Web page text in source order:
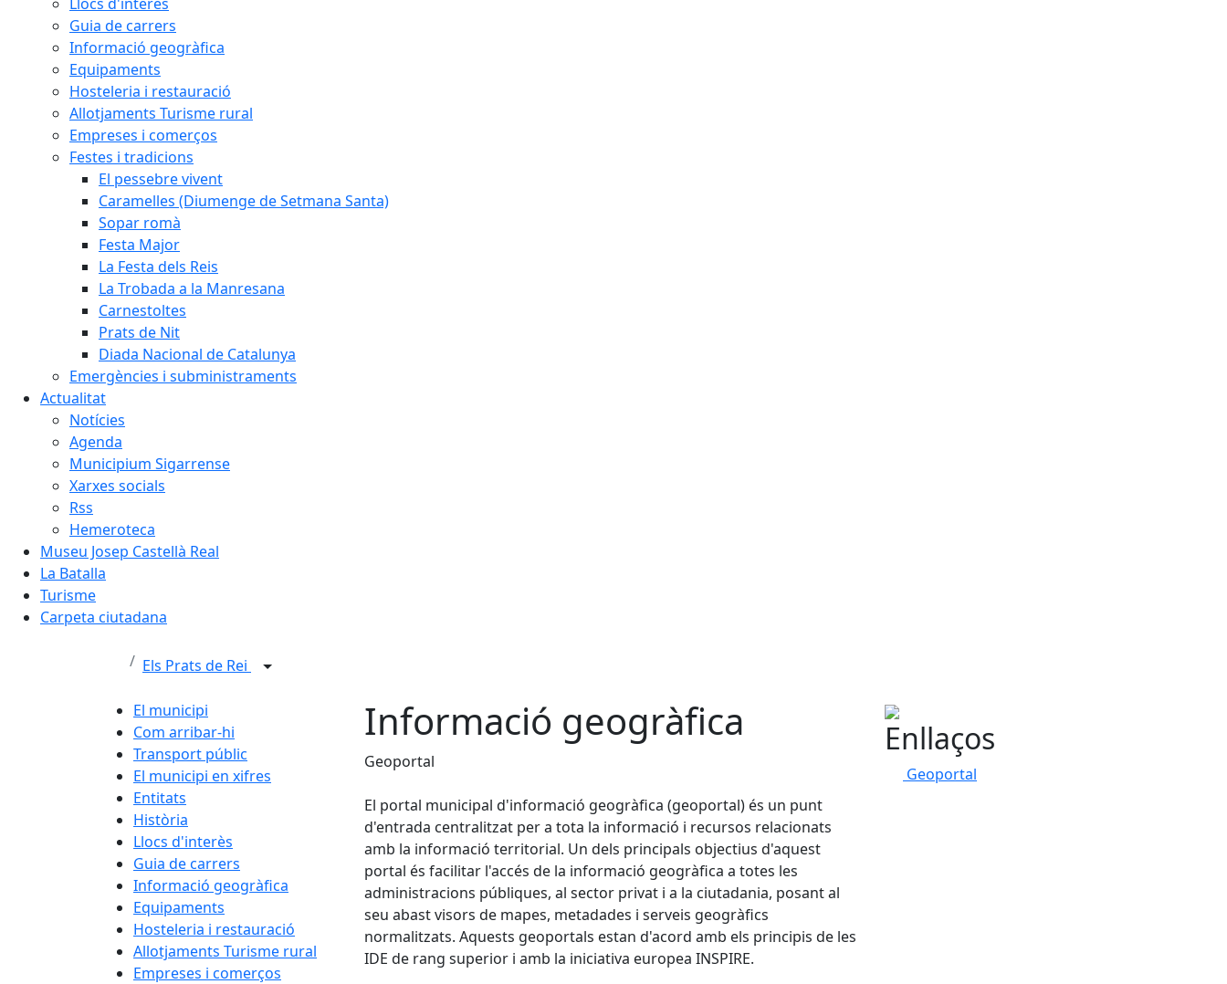
Guia de carrers
Informació geogràfica
Equipaments
Hosteleria i restauració
Allotjaments Turisme rural
Empreses i comerços
Festes i tradicions
El pessebre vivent
Caramelles (Diumenge de Setmana Santa)
Sopar romà
Festa Major
La Festa dels Reis
La Trobada a la Manresana
Carnestoltes
Prats de Nit
Diada Nacional de Catalunya
Emergències i subministraments
Actualitat
Notícies
Agenda
Municipium Sigarrense
Xarxes socials
Rss
Hemeroteca
Museu Josep Castellà Real
La Batalla
Turisme
Carpeta ciutadana
Els Prats de Rei
El municipi
Com arribar-hi
Transport públic
El municipi en xifres
Entitats
Història
Llocs d'interès
Guia de carrers
Informació geogràfica
Equipaments
Hosteleria i restauració
Allotjaments Turisme rural
Empreses i comerços
Informació geogràfica
Geoportal
El portal municipal d'informació geogràfica (geoportal) és un punt
d'entrada centralitzat per a tota la informació i recursos relacionats
amb la informació territorial. Un dels principals objectius d'aquest
portal és facilitar l'accés de la informació geogràfica a totes les
administracions públiques, al sector privat i a la ciutadania, posant al
seu abast visors de mapes, metadades i serveis geogràfics
normalitzats. Aquests geoportals estan d'acord amb els principis de les
IDE de rang superior i amb la iniciativa europea INSPIRE.
Enllaços
Geoportal